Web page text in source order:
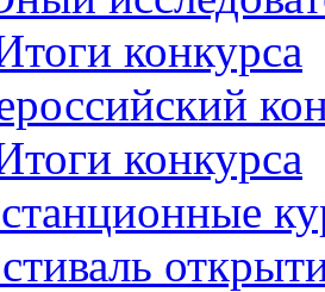
конкурса
конкурса